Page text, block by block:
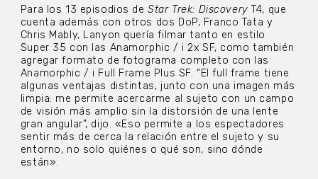
Para los 13 episodios de Star Trek: Discovery T4, que
cuenta además con otros dos DoP, Franco Tata y
Chris Mably, Lanyon quería filmar tanto en estilo
Super 35 con las Anamorphic / i 2x SF, como también
agregar formato de fotograma completo con las
Anamorphic / i Full Frame Plus SF. “El full frame tiene
algunas ventajas distintas, junto con una imagen más
limpia: me permite acercarme al sujeto con un campo
de visión más amplio sin la distorsión de una lente
gran angular”, dijo. «Eso permite a los espectadores
sentir más de cerca la relación entre el sujeto y su
entorno, no solo quiénes o qué son, sino dónde
están».